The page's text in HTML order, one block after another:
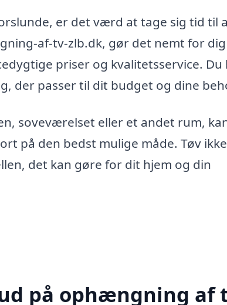
er det værd at tage sig tid til
af-tv-zlb.dk, gør det nemt for
priser og kvalitetsservice. Du
der passer til dit budget og dine
soveværelset eller et andet rum,
på den bedst mulige måde. Tøv
det kan gøre for dit hjem og din
på ophængning af